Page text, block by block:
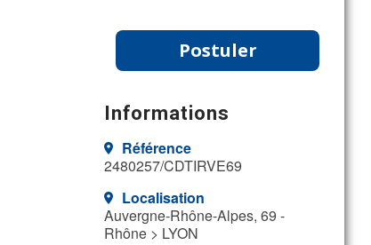
Postuler
Informations
Référence
2480257/CDTIRVE69
Localisation
Auvergne-Rhône-Alpes, 69 -
Rhône > LYON